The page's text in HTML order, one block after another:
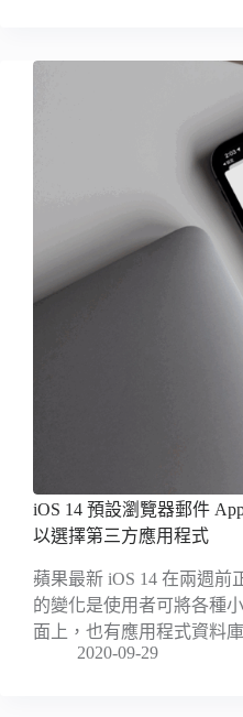
iOS 14 預設瀏覽器郵件
以選擇第三方應用程式
蘋果最新 iOS 14 在兩週前
的變化是使用者可將各種
面上，也有應用程式資料
2020-09-29